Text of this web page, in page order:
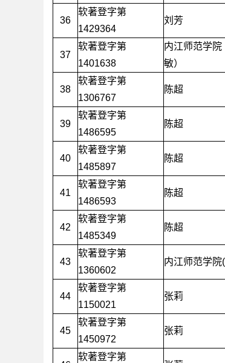
36
软著登字第
1429364
刘芳
37
软著登字第
1401638
内江师范学院
敏）
38
软著登字第
1306767
陈超
39
软著登字第
1486595
陈超
40
软著登字第
1485897
陈超
41
软著登字第
1486593
陈超
42
软著登字第
1485349
陈超
43
软著登字第
1360602
内江师范学院
44
软著登字第
1150021
张莉
45
软著登字第
1450972
张莉
软著登字第